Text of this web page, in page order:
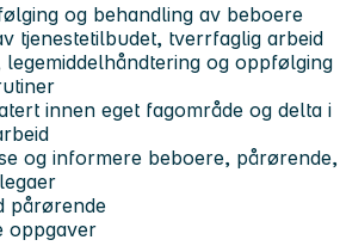
og behandling av beboere
tjenestetilbudet, tverrfaglig arbeid
legemiddelhåndtering og oppfølging
innen eget fagområde og delta i
og informere beboere, pårørende,
pårørende
oppgaver